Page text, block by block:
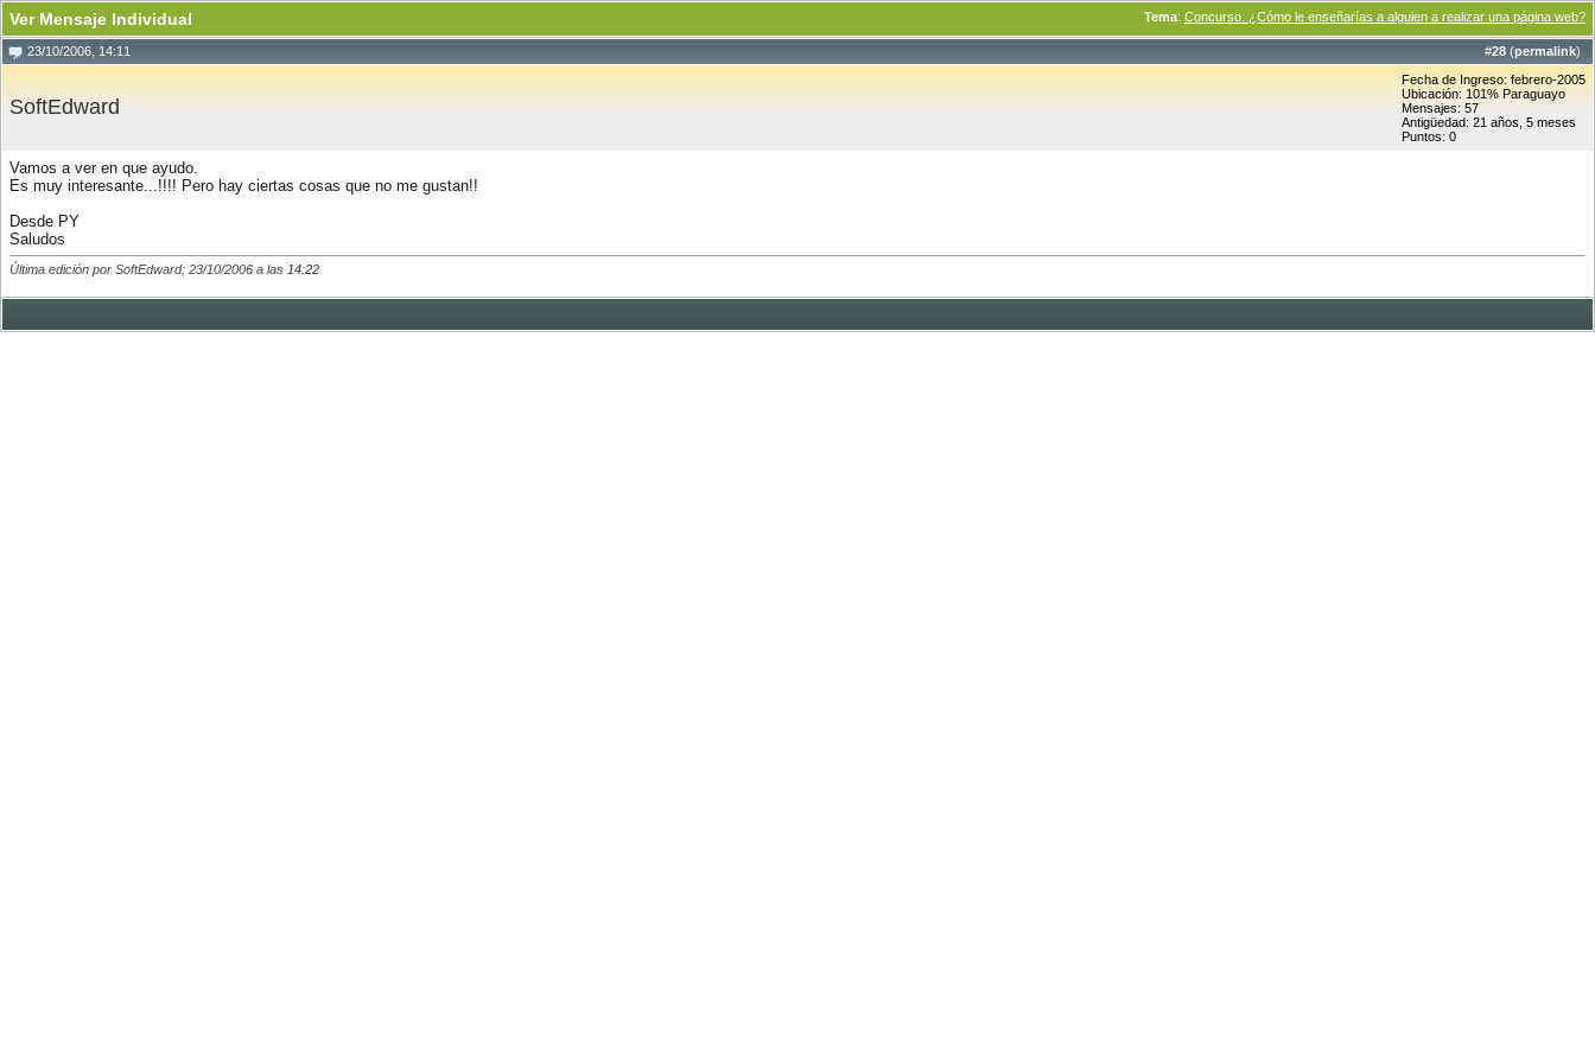
Tema: Concurso: ¿Cómo le enseñarías a alguien a realizar una página web?
Ver Mensaje Individual
#28 (permalink)
23/10/2006, 14:11
SoftEdward
Fecha de Ingreso: febrero-2005
Ubicación: 101% Paraguayo
Mensajes: 57
Antigüedad: 21 años, 5 meses
Puntos: 0
Vamos a ver en que ayudo.
Es muy interesante...!!!! Pero hay ciertas cosas que no me gustan!!
Desde PY
Saludos
Última edición por SoftEdward; 23/10/2006 a las 14:22